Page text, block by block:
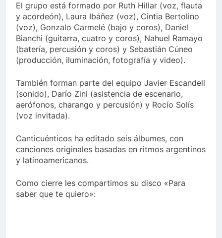
El grupo está formado por Ruth Hillar (voz, flauta
y acordeón), Laura Ibáñez (voz), Cintia Bertolino
(voz), Gonzalo Carmelé (bajo y coros), Daniel
Bianchi (guitarra, cuatro y coros), Nahuel Ramayo
(batería, percusión y coros) y Sebastián Cúneo
(producción, iluminación, fotografía y video).
También forman parte del equipo Javier Escandell
(sonido), Darío Zini (asistencia de escenario,
aerófonos, charango y percusión) y Rocío Solís
(voz invitada).
Canticuénticos ha editado seis álbumes, con
canciones originales basadas en ritmos argentinos
y latinoamericanos.
Como cierre les compartimos su disco «Para
saber que te quiero»: